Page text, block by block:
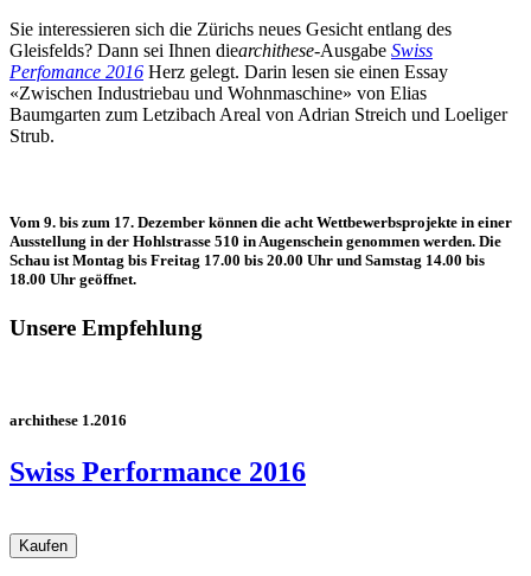
Sie interessieren sich die Zürichs neues Gesicht entlang des
Gleisfelds? Dann sei Ihnen diearchithese-Ausgabe Swiss
Perfomance 2016 Herz gelegt. Darin lesen sie einen Essay
«Zwischen Industriebau und Wohnmaschine» von Elias
Baumgarten zum Letzibach Areal von Adrian Streich und Loeliger
Strub.
Vom 9. bis zum 17. Dezember können die acht Wettbewerbsprojekte in einer
Ausstellung in der Hohlstrasse 510 in Augenschein genommen werden. Die
Schau ist Montag bis Freitag 17.00 bis 20.00 Uhr und Samstag 14.00 bis
18.00 Uhr geöffnet.
Unsere Empfehlung
archithese 1.2016
Swiss Performance 2016